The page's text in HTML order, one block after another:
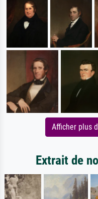
Afficher plus
Extrait de